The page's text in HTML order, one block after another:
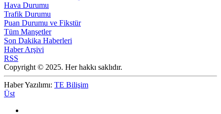
Hava Durumu
Trafik Durumu
Puan Durumu ve Fikstür
Tüm Manşetler
Son Dakika Haberleri
Haber Arşivi
RSS
Copyright © 2025. Her hakkı saklıdır.
Haber Yazılımı: TE Bilişim
Üst